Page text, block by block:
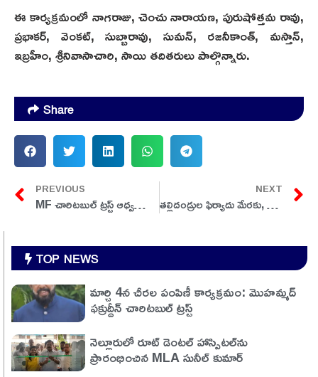
ఈ కార్యక్రమంలో నాగరాజు, చెంచు నారాయణ, పురుషోత్తమ రావు,
ప్రభాకర్, వెంకట్, సుబ్బారావు, సుమన్, రజనీకాంత్, మస్తాన్,
ఇబ్రహీం, శ్రీనివాసాచారి, సాయి తదితరులు పాల్గొన్నారు.
Share
PREVIOUS
MF చారిటబుల్ ట్రస్ట్ ఆధ్వర్యంలో 70 మంది నిరుపేద మహిళలకు కాటన్ చీరలను పంపిణీ…
NEXT
తల్లిదండ్రుల ఫిర్యాదు మేరకు, స్వర్ణాంధ్ర భారతి పాఠశాల పై… విద్యాశాఖ అధికారులు చర్యలు తీసుకోవాలి :ఏబీవీపీ
TOP NEWS
మార్చి 4న చీరల పంపిణీ కార్యక్రమం: మొహమ్మద్
ఫక్రుద్దీన్ చారిటబుల్ ట్రస్ట్
నెల్లూరులో రూట్ డెంటల్ హాస్పిటల్‌ను
ప్రారంభించిన MLA సునీల్ కుమార్